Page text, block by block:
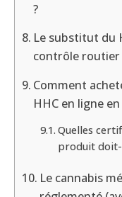
?
Le substitut du
contrôle routier
Comment
HHC en ligne
Quelles
produit
Le cannabis